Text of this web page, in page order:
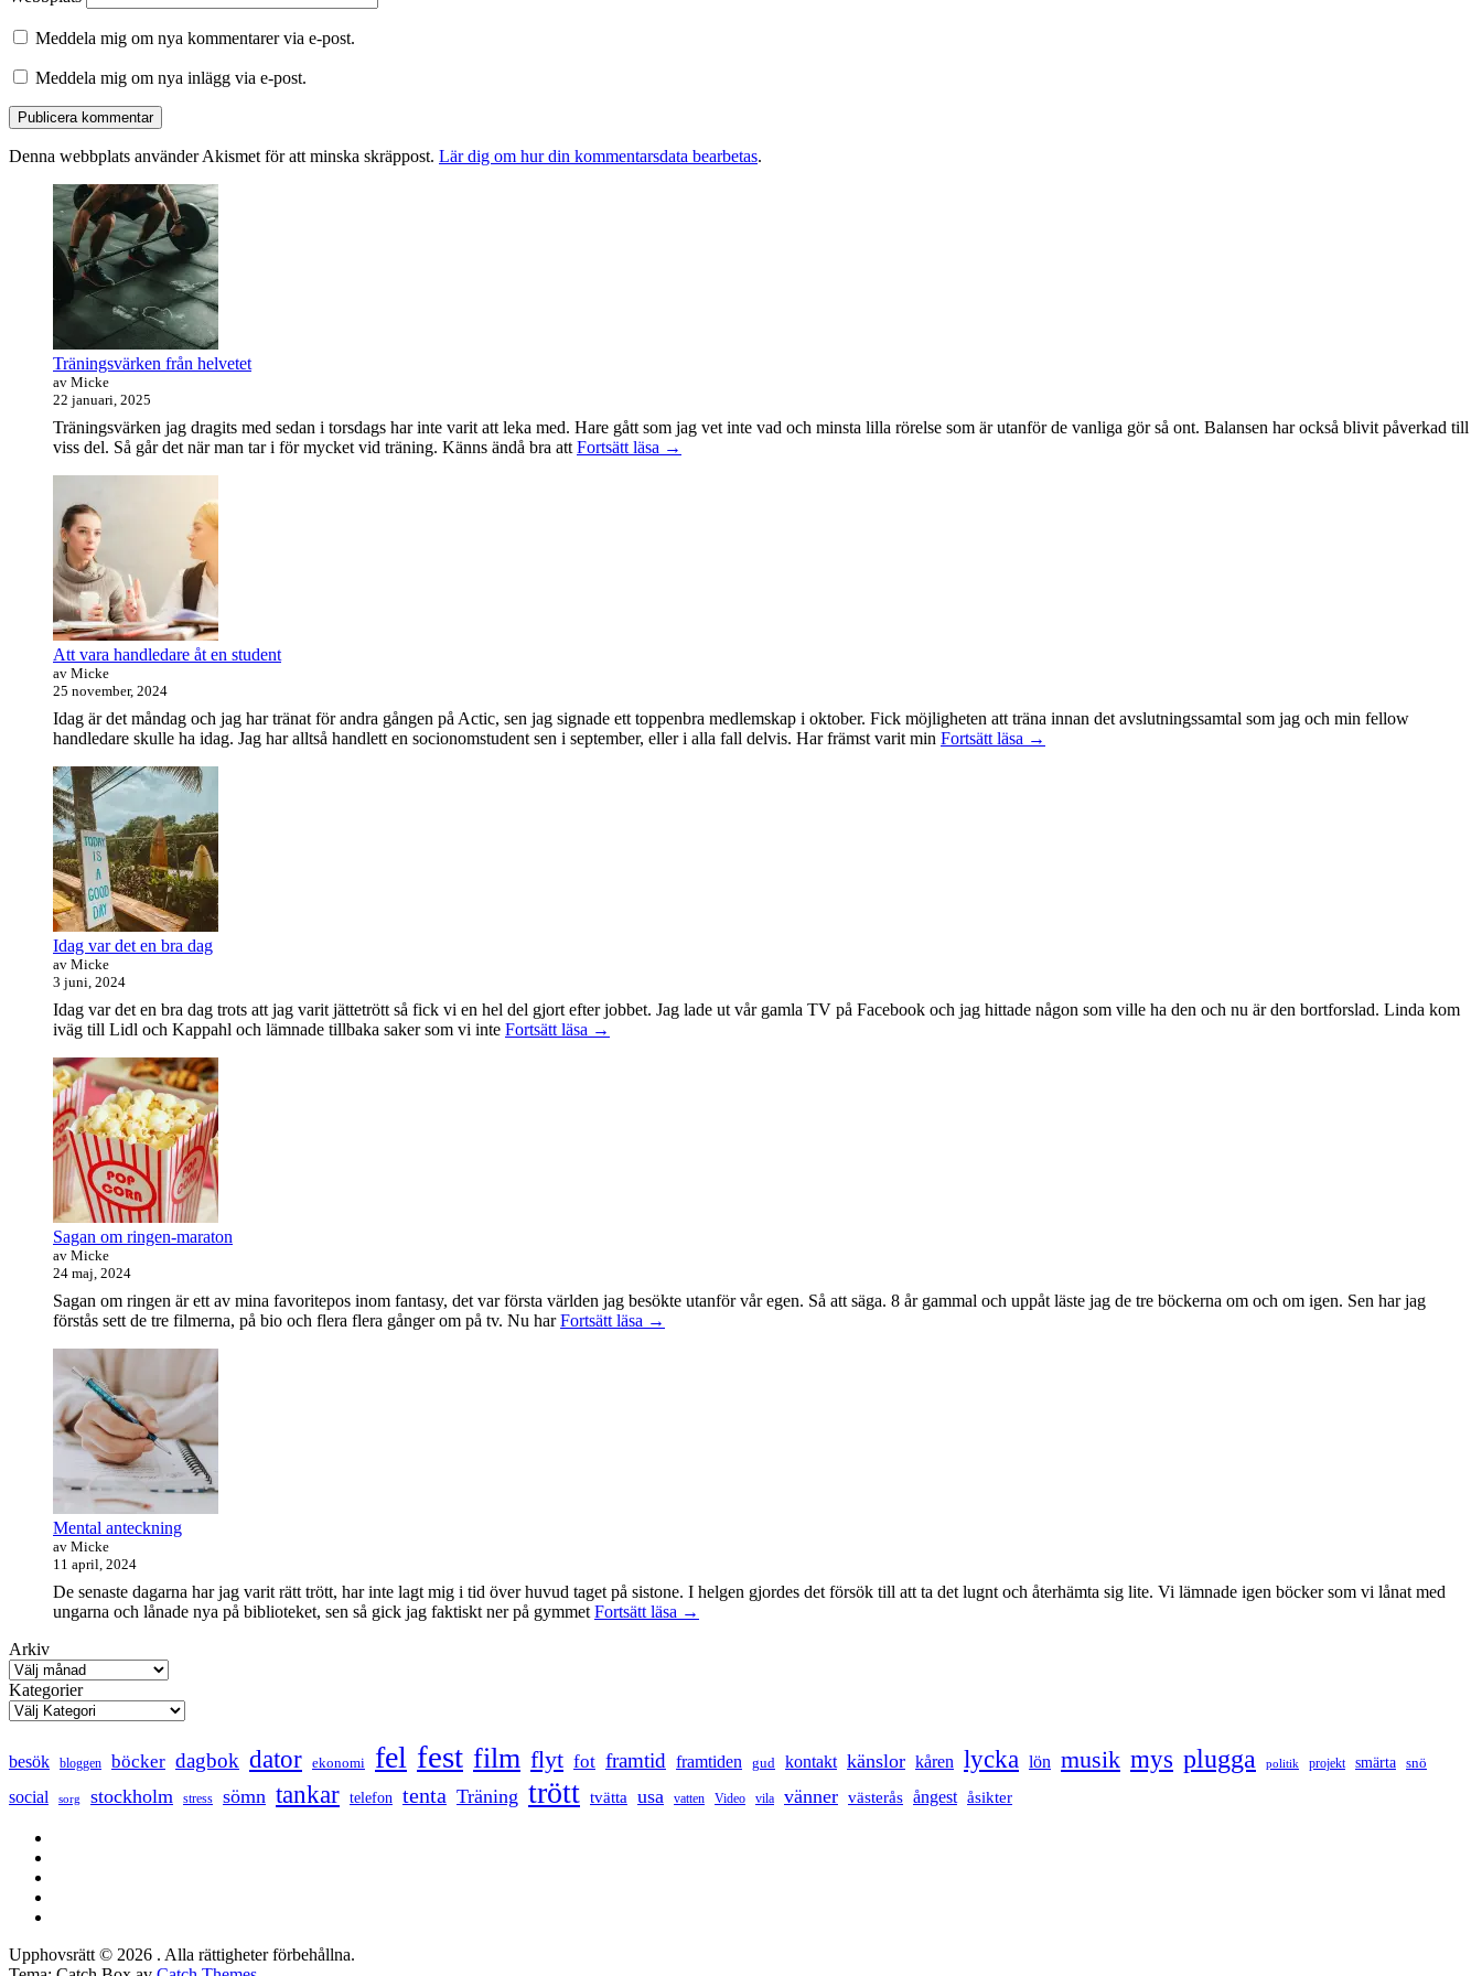
Meddela mig om nya kommentarer via e-post.
Meddela mig om nya inlägg via e-post.
Denna webbplats använder Akismet för att minska skräppost. Lär dig om hur din kommentarsdata bearbetas.
Primära
sidofältet
Widget
område
Träningsvärken från helvetet
av Micke
22 januari, 2025
Träningsvärken jag dragits med sedan i torsdags har inte varit att leka med. Hare gått som jag vet inte vad och minsta lilla rörelse som är utanför de vanliga gör så ont. Balansen har också blivit påverkad till
viss del. Så går det när man tar i för mycket vid träning. Känns ändå bra att Fortsätt läsa Träningsvärken
→
Att vara handledare åt en student
av Micke
25 november, 2024
Idag är det måndag och jag har tränat för andra gången på Actic, sen jag signade ett toppenbra medlemskap i oktober. Fick möjligheten att träna innan det avslutningssamtal som jag och min fellow
handledare skulle ha idag. Jag har alltså handlett en socionomstudent sen i september, eller i alla fall delvis. Har främst varit min Fortsätt läsa Att
→
Idag var det en bra dag
av Micke
3 juni, 2024
Idag var det en bra dag trots att jag varit jättetrött så fick vi en hel del gjort efter jobbet. Jag lade ut vår gamla TV på Facebook och jag hittade någon som ville ha den och nu är den bortforslad. Linda kom
iväg till Lidl och Kappahl och lämnade tillbaka saker som vi inte Fortsätt läsa Idag
→
Sagan om ringen-maraton
av Micke
24 maj, 2024
Sagan om ringen är ett av mina favoritepos inom fantasy, det var första världen jag besökte utanför vår egen. Så att säga. 8 år gammal och uppåt läste jag de tre böckerna om och om igen. Sen har jag
förstås sett de tre filmerna, på bio och flera flera gånger om på tv. Nu harFortsätt läsa Sagan
→
Mental anteckning
av Micke
11 april, 2024
De senaste dagarna har jag varit rätt trött, har inte lagt mig i tid över huvud taget på sistone. I helgen gjordes det försök till att ta det lugnt och återhämta sig lite. Vi lämnade igen böcker som vi lånat med
ungarna och lånade nya på biblioteket, sen så gick jag faktiskt ner på gymmet Fortsätt läsa Mental
→
Arkiv
Kategorier
besök bloggen böcker dagbok dator ekonomi fel fest film flyt fot framtid framtiden gud kontakt känslor kåren lycka lön musik mys plugga politik projekt smärta snö
social sorg stockholm stress sömn tankar telefon tenta Träning trött tvätta usa vatten Video vila vänner västerås ångest åsikter
Upphovsrätt © 2026 . Alla rättigheter förbehållna.